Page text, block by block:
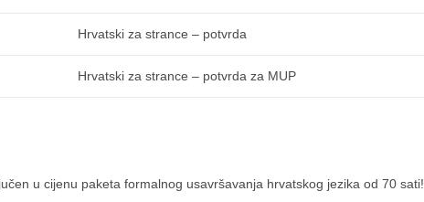
Hrvatski za strance – potvrda
Hrvatski za strance – potvrda za MUP
u cijenu paketa formalnog usavršavanja hrvatskog jezika od 70 sati!